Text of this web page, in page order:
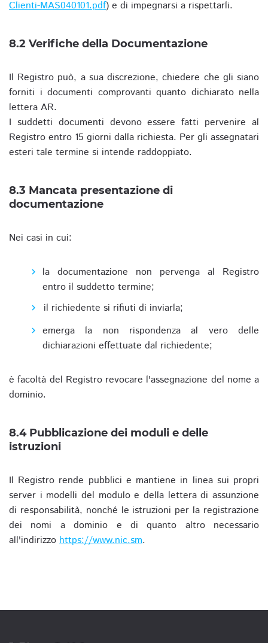
Clienti-MAS040101.pdf) e di impegnarsi a rispettarli.
8.2 Verifiche della Documentazione
Il Registro può, a sua discrezione, chiedere che gli siano
forniti i documenti comprovanti quanto dichiarato nella
lettera AR.
I suddetti documenti devono essere fatti pervenire al
Registro entro 15 giorni dalla richiesta. Per gli assegnatari
esteri tale termine si intende raddoppiato.
8.3 Mancata presentazione di
documentazione
Nei casi in cui:
la documentazione non pervenga al Registro
entro il suddetto termine;
il richiedente si rifiuti di inviarla;
emerga la non rispondenza al vero delle
dichiarazioni effettuate dal richiedente;
è facoltà del Registro revocare l'assegnazione del nome a
dominio.
8.4 Pubblicazione dei moduli e delle
istruzioni
Il Registro rende pubblici e mantiene in linea sui propri
server i modelli del modulo e della lettera di assunzione
di responsabilità, nonché le istruzioni per la registrazione
dei nomi a dominio e di quanto altro necessario
all'indirizzo https://www.nic.sm.